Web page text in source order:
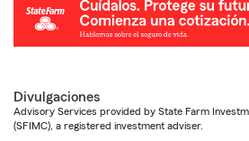
Divulgaciones
Advisory Services provided by State Farm
(SFIMC), a registered investment adviser.